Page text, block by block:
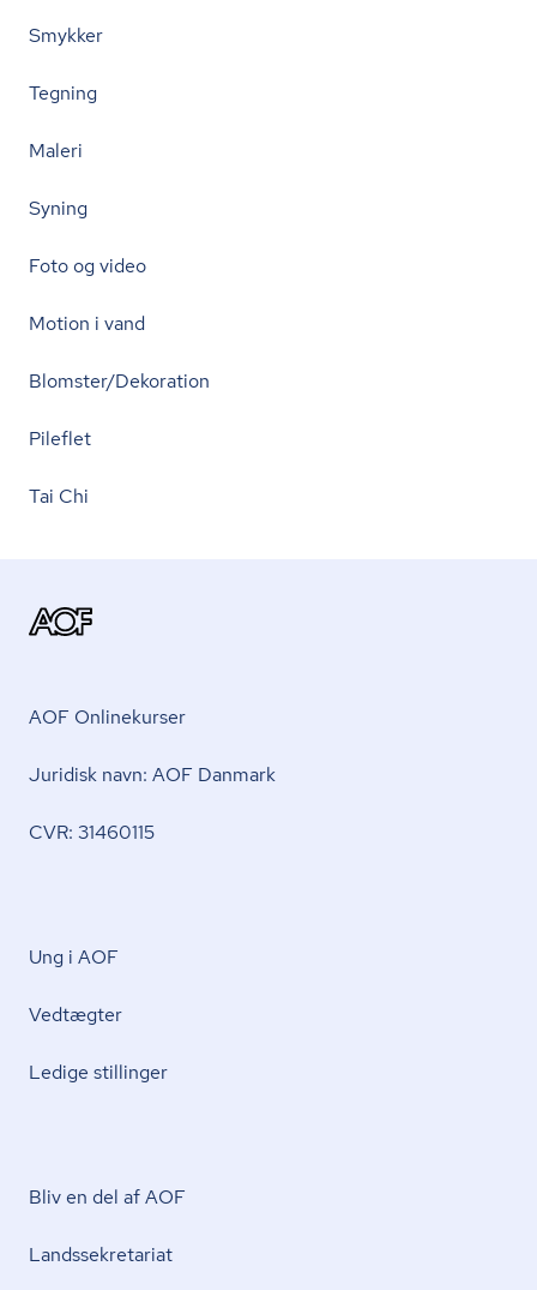
Smykker
Tegning
Maleri
Syning
Foto og video
Motion i vand
Blomster/Dekoration
Pileflet
Tai Chi
AOF Onlinekurser
Juridisk navn: AOF Danmark
CVR: 31460115
Ung i AOF
Vedtægter
Ledige stillinger
Bliv en del af AOF
Lands­se­kre­ta­ri­at